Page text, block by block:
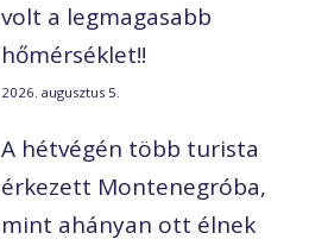
volt a legmagasabb
hőmérséklet!!
2026. augusztus 5.
A hétvégén több turista
érkezett Montenegróba,
mint ahányan ott élnek